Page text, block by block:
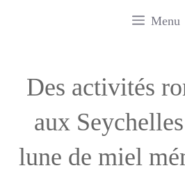
Menu
Des activités
aux
lune de miel